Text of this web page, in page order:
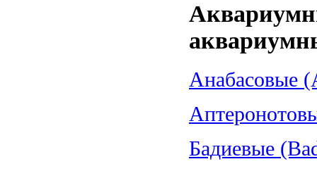
Анабасовые
Бадиевые